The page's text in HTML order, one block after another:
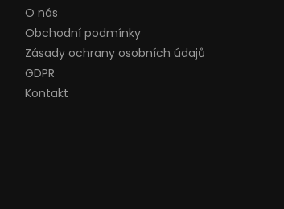
O nás
Obchodní podmínky
Zásady ochrany osobních údajů
GDPR
Kontakt